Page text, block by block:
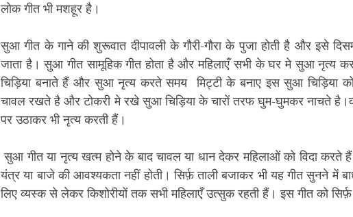
लोक गीत भी मशहूर है।
सुआ गीत के गाने की शुरूवात दीपावली के गौरी-गौरा के पुजा होती है और इसे
जाता है। सुआ गीत सामूहिक गीत होता है और महिलाएँ सभी के घर मे सुआ नृत्य
चिड़िया बनाते हैं और सुआ नृत्य करते समय  मिट्टी के बनाए इस सुआ चिड़िया
चावल रखते है और टोकरी मे रखे सुआ चिड़िया के चारों तरफ घुम-घुमकर नाचते
पर उठाकर भी नृत्य करती हैं।
सुआ गीत या नृत्य खत्म होने के बाद चावल या धान देकर महिलाओं को विदा करते हैं। सुआ गीत में किसी भी तरह के वाद्य
यंत्र या बाजे की आवश्यकता नहीं होती। सिर्फ़ ताली बजाकर भी यह गीत सुनने में
लिए व्यस्क से लेकर किशोरीयों तक सभी महिलाएँ उत्सुक रहती हैं। इस गीत को सिर्फ़